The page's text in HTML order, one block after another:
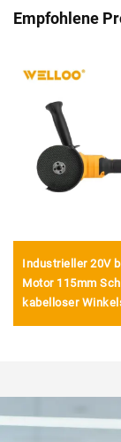
Empfohlene
Industrieller 20V
Motor 115mm
kabelloser